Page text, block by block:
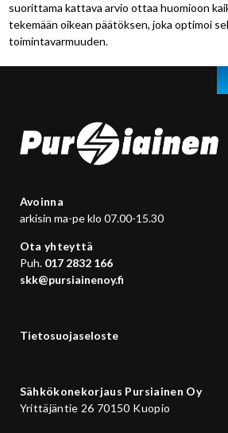
suorittama kattava arvio ottaa huomioon
tekemään oikean päätöksen, joka optimoi
toimintavarmuuden.
Avoinna
arkisin ma-pe klo 07.00-15.30
Ota yhteyttä
Puh. 017 2832 166
skk@pursiainenoy.fi
Tietosuojaseloste
Sähkökonekorjaus Pursiainen Oy
Yrittäjäntie 26 70150 Kuopio